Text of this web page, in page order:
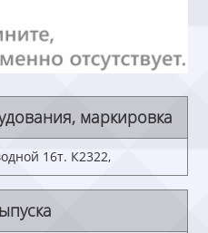
маркировка
16т. К2322,